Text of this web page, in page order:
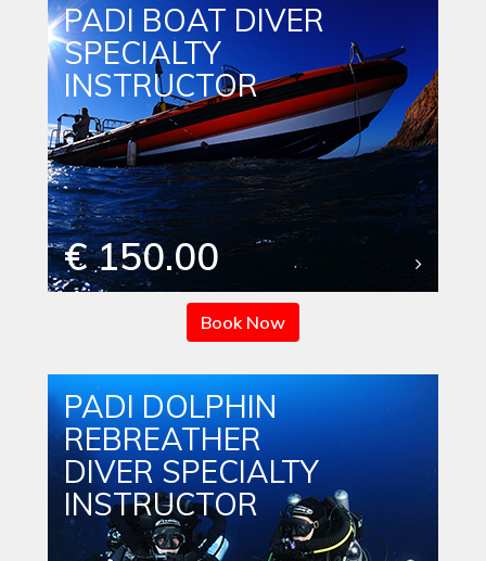
PADI BOAT DIVER
SPECIALTY
INSTRUCTOR
€ 150.00
Book Now
PADI DOLPHIN
REBREATHER
DIVER SPECIALTY
INSTRUCTOR